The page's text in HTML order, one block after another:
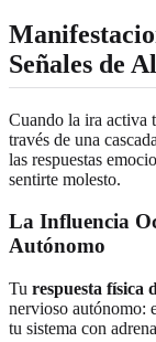
Señales de
Cuando la ira activa
través de una
las respuestas
sentirte molesto.
La Influencia
Autónomo
Tu respuesta física
nervioso autónomo:
tu sistema con